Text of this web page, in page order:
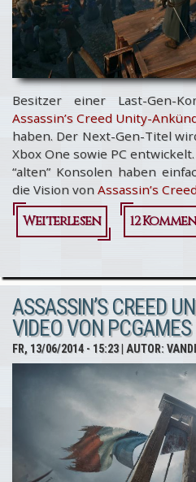
Besitzer einer Last-Gen-
Assassin’s Creed Unity-
haben. Der Next-Gen-Titel
Xbox One sowie PC
“alten” Konsolen haben
die Vision von Assassin’s
Weiterlesen
über
Creed
Unity auf
Xbox 360 &
PS3 nicht
realisierbar
12
ASSASSIN’S CREED
VIDEO VON PCGAMES
FR, 13/06/2014 - 15:23| AUTOR: